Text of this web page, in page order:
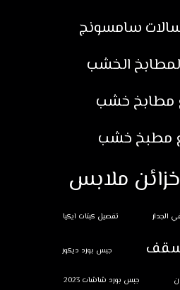
سامسونج
الخشب
مطابخ خشب
مطبخ خشب
ملابس
الجدار تفصيل كبتات ايكيا
جبس بورد ديكور
جبس بورد شاشات 2023